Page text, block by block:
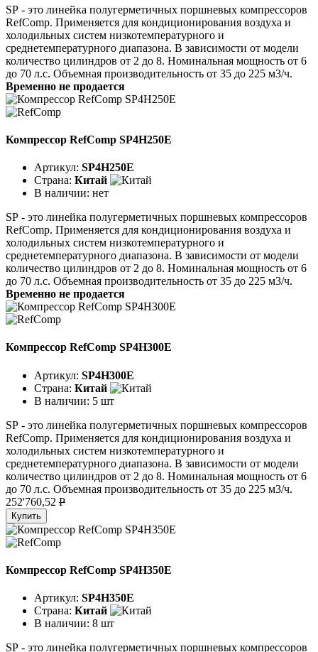
SР - это линейка полугерметичных поршневых компрессоров
RefComp. Применяется для кондиционирования воздуха и
холодильных систем низкотемпературного и
среднетемпературного диапазона. В зависимости от модели
количество цилиндров от 2 до 8. Номинальная мощность от 6
до 70 л.с. Объемная производительность от 35 до 225 м3/ч.
Временно не продается
Компрессор RefComp SP4H250E
Артикул: SP4H250E
Страна: Китай
В наличии: нет
SР - это линейка полугерметичных поршневых компрессоров
RefComp. Применяется для кондиционирования воздуха и
холодильных систем низкотемпературного и
среднетемпературного диапазона. В зависимости от модели
количество цилиндров от 2 до 8. Номинальная мощность от 6
до 70 л.с. Объемная производительность от 35 до 225 м3/ч.
Временно не продается
Компрессор RefComp SP4H300E
Артикул: SP4H300E
Страна: Китай
В наличии: 5 шт
SР - это линейка полугерметичных поршневых компрессоров
RefComp. Применяется для кондиционирования воздуха и
холодильных систем низкотемпературного и
среднетемпературного диапазона. В зависимости от модели
количество цилиндров от 2 до 8. Номинальная мощность от 6
до 70 л.с. Объемная производительность от 35 до 225 м3/ч.
252'760,52 P
Купить
Компрессор RefComp SP4H350E
Артикул: SP4H350E
Страна: Китай
В наличии: 8 шт
SР - это линейка полугерметичных поршневых компрессоров